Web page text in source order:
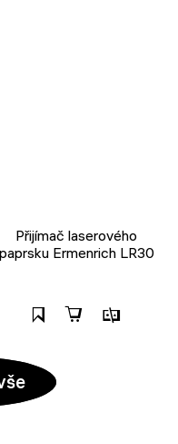
Přijímač laserového
paprsku Ermenrich LR30